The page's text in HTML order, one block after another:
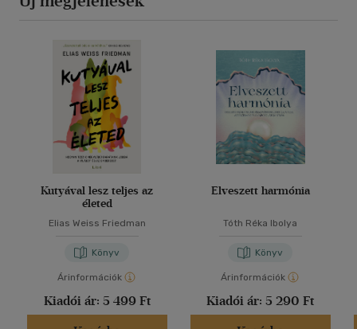
Kutyával lesz teljes az
életed
Elias Weiss Friedman
Könyv
Árinformációk
Kiadói ár: 5 499 Ft
Elveszett harmónia
Tóth Réka Ibolya
Könyv
Árinformációk
Kiadói ár: 5 290 Ft